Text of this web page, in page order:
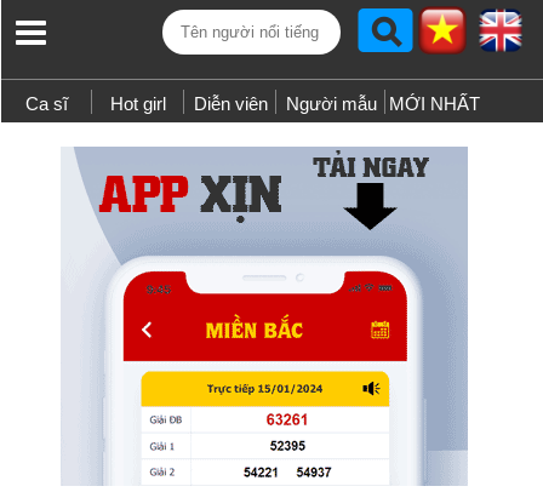
Ca sĩ Hot girl Diễn viên Người mẫu MỚI NHẤT